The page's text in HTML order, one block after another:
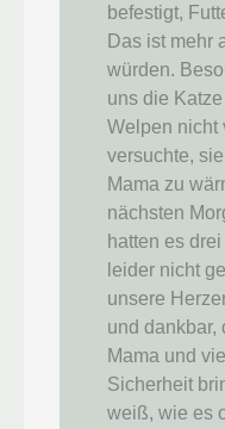
befestigt,
Das ist mehr
würden.
uns die
Welpen nicht
versuchte,
Mama zu
nächsten
hatten es
leider nicht
unsere
und dankbar,
Mama und
Sicherheit
weiß, wie es